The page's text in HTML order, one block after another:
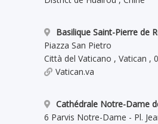
Basilique Saint-Pierre de
Piazza San Pietro
Città del Vaticano , Vatican ,
Vatican.va
Cathédrale Notre-Dame
6 Parvis Notre-Dame - Pl.